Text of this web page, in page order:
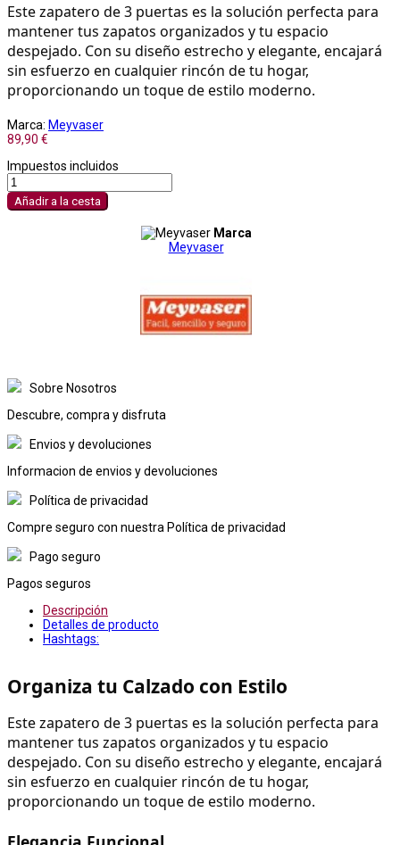
Este zapatero de 3 puertas es la solución perfecta para
mantener tus zapatos organizados y tu espacio
despejado. Con su diseño estrecho y elegante, encajará
sin esfuerzo en cualquier rincón de tu hogar,
proporcionando un toque de estilo moderno.
Marca: Meyvaser
89,90 €
Impuestos incluidos
Añadir a la cesta
Marca
Meyvaser
Sobre Nosotros
Descubre, compra y disfruta
Envios y devoluciones
Informacion de envios y devoluciones
Política de privacidad
Compre seguro con nuestra Política de privacidad
Pago seguro
Pagos seguros
Descripción
Detalles de producto
Hashtags:
Organiza tu Calzado con Estilo
Este zapatero de 3 puertas es la solución perfecta para
mantener tus zapatos organizados y tu espacio
despejado. Con su diseño estrecho y elegante, encajará
sin esfuerzo en cualquier rincón de tu hogar,
proporcionando un toque de estilo moderno.